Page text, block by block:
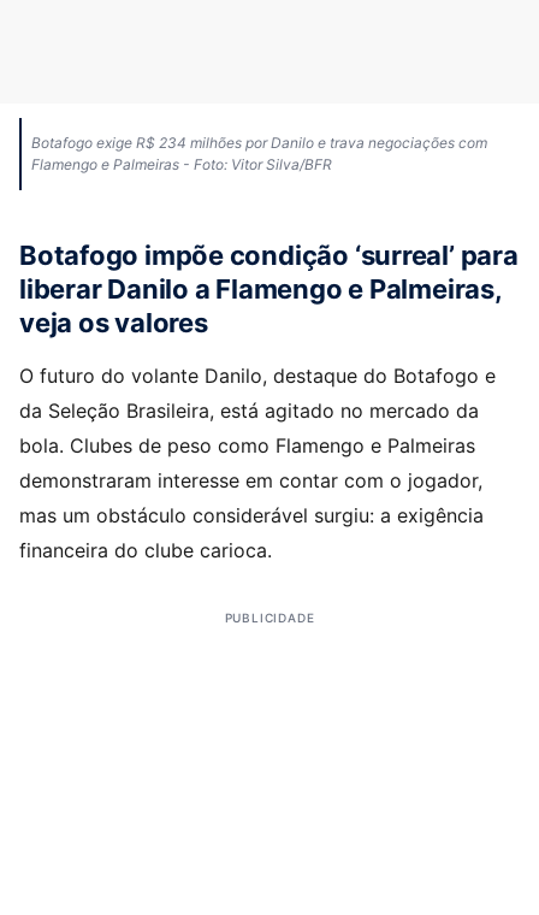
Botafogo exige R$ 234 milhões por Danilo e trava negociações com
Flamengo e Palmeiras - Foto: Vitor Silva/BFR
Botafogo impõe condição ‘surreal’ para
liberar Danilo a Flamengo e Palmeiras,
veja os valores
O futuro do volante Danilo, destaque do Botafogo e
da Seleção Brasileira, está agitado no mercado da
bola. Clubes de peso como Flamengo e Palmeiras
demonstraram interesse em contar com o jogador,
mas um obstáculo considerável surgiu: a exigência
financeira do clube carioca.
PUBLICIDADE